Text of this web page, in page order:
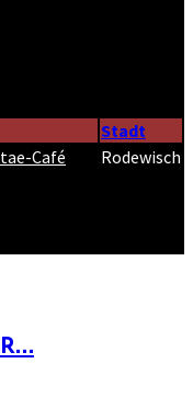
Stadt
Café Rodewisch